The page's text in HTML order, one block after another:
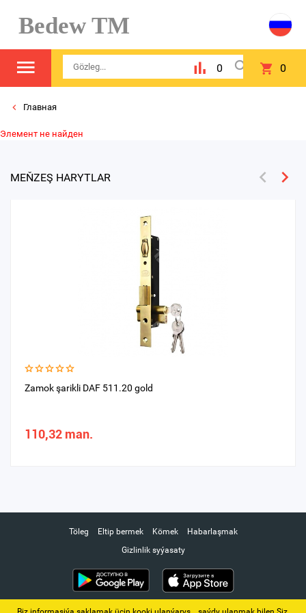
Bedew TM
0 0
Главная
Элемент не найден
MEŇZEŞ HARYTLAR
Zamok şarikli DAF 511.20 gold
110,32 man.
Töleg Eltip bermek Kömek
Habarlaşmak
Gizlinlik syýasaty